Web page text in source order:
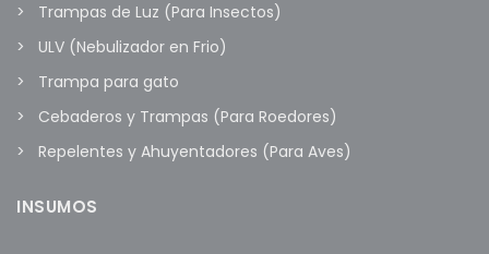
Trampas de Luz (Para Insectos)
ULV (Nebulizador en Frio)
Trampa para gato
Cebaderos y Trampas (Para Roedores)
Repelentes y Ahuyentadores (Para Aves)
INSUMOS